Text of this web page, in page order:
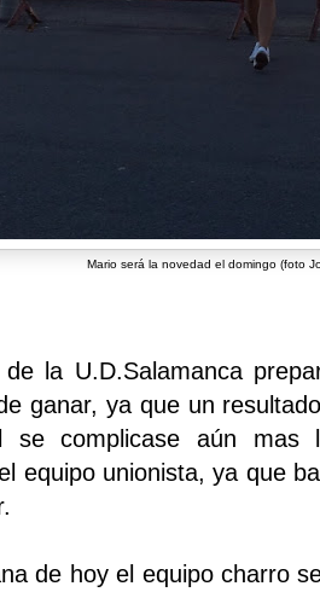
Mario será la novedad el domingo (foto
de la U.D.Salamanca
ganar, ya que un
se complicase aún
equipo unionista, ya que
de hoy el equipo charro